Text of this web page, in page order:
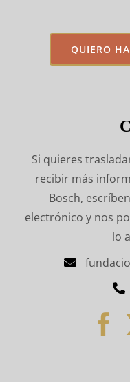
QUIERO
Si quieres
recibir más
Bosch,
electrónico y nos
lo